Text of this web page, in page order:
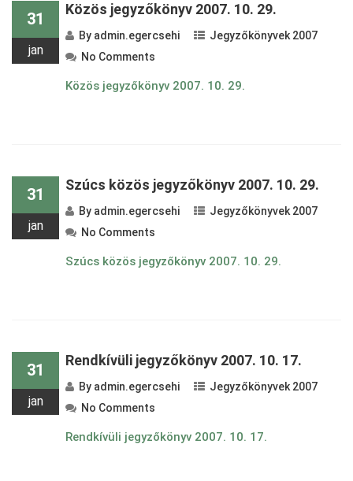
31
jan
Közös jegyzőkönyv 2007. 10. 29.
By admin.egercsehi
Jegyzőkönyvek 2007
No Comments
Közös jegyzőkönyv 2007. 10. 29.
31
jan
Szúcs közös jegyzőkönyv 2007. 10. 29.
By admin.egercsehi
Jegyzőkönyvek 2007
No Comments
Szúcs közös jegyzőkönyv 2007. 10. 29.
31
jan
Rendkívüli jegyzőkönyv 2007. 10. 17.
By admin.egercsehi
Jegyzőkönyvek 2007
No Comments
Rendkívüli jegyzőkönyv 2007. 10. 17.